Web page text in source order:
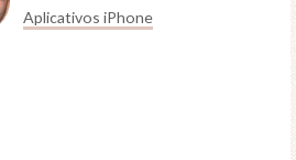
Aplicativos iPhone